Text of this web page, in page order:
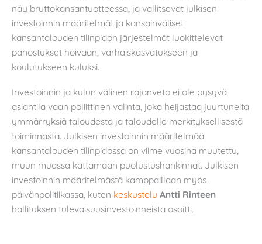
näy bruttokansantuotteessa, ja vallitsevat julkisen
investoinnin määritelmät ja kansainväliset
kansantalouden tilinpidon järjestelmät luokittelevat
panostukset hoivaan, varhaiskasvatukseen ja
koulutukseen kuluksi.
Investoinnin ja kulun välinen rajanveto ei ole pysyvä
asiantila vaan poliittinen valinta, joka heijastaa juurtuneita
ymmärryksiä taloudesta ja taloudelle merkityksellisestä
toiminnasta. Julkisen investoinnin määritelmää
kansantalouden tilinpidossa on viime vuosina muutettu,
muun muassa kattamaan puolustushankinnat. Julkisen
investoinnin määritelmästä kamppaillaan myös
päivänpolitiikassa, kuten keskustelu Antti Rinteen
hallituksen tulevaisuusinvestoinneista osoitti.